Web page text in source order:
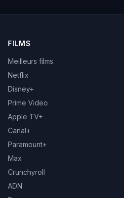
FILMS
Meilleurs films
Netflix
Disney+
Prime Video
Apple TV+
Canal+
Paramount+
Max
Crunchyroll
ADN